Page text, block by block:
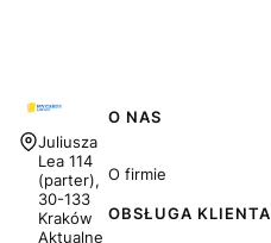
Adres:
Juliusza
Lea 114
(parter),
30-133
Kraków
Aktualne
Linki w stopce
O NAS
O firmie
OBSŁUGA KLIENTA